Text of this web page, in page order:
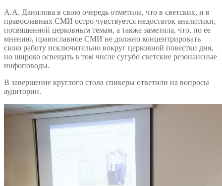
А.А. Данилова в свою очередь отметила, что в светских, и в
православных СМИ остро чувствуется недостаток аналитики,
посвященной церковным темам, а также заметила, что, по ее
мнению, православное СМИ не должно концентрировать
свою работу исключительно вокруг церковной повестки дня,
но широко освещать в том числе сугубо светские резонансные
инфоповоды.
В завершение круглого стола спикеры ответили на вопросы
аудитории.